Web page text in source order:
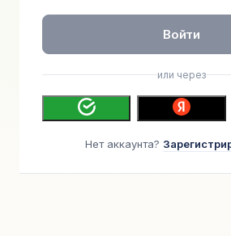
Войти
или через
Нет аккаунта?